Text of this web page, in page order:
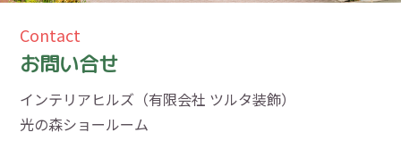
Contact
お問い合せ
インテリアヒルズ（有限会社 ツルタ装飾）
光の森ショールーム